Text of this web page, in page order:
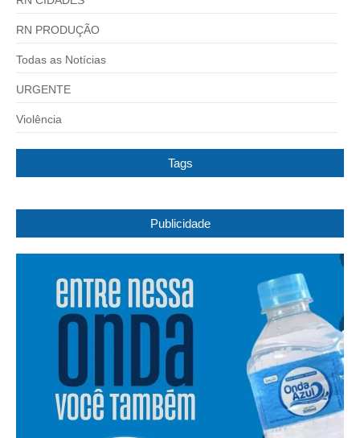
RN PRODUÇÃO
Todas as Notícias
URGENTE
Violência
Tags
Publicidade